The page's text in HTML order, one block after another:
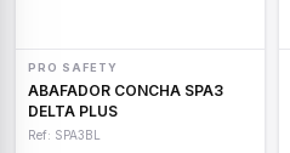
PRO SAFETY
ABAFADOR CONCHA SPA3
DELTA PLUS
Ref: SPA3BL